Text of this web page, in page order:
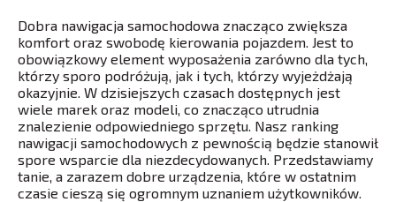
Dobra nawigacja samochodowa znacząco zwiększa
komfort oraz swobodę kierowania pojazdem. Jest to
obowiązkowy element wyposażenia zarówno dla tych,
którzy sporo podróżują, jak i tych, którzy wyjeżdżają
okazyjnie. W dzisiejszych czasach dostępnych jest
wiele marek oraz modeli, co znacząco utrudnia
znalezienie odpowiedniego sprzętu. Nasz ranking
nawigacji samochodowych z pewnością będzie stanowił
spore wsparcie dla niezdecydowanych. Przedstawiamy
tanie, a zarazem dobre urządzenia, które w ostatnim
czasie cieszą się ogromnym uznaniem użytkowników.